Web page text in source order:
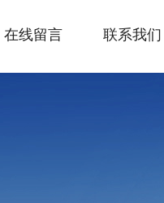
在线留言 联系我们